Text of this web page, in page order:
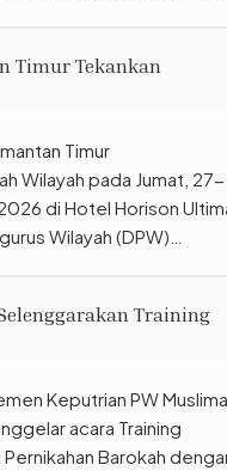
yang terdiri dari
Pengurus Cabang,
[…]
Timur Tekankan
Timur
Wilayah pada Jumat, 27-
di Hotel Horison
Wilayah (DPW)
Hizbullah mengawali
untuk menyadari
organisasi pasca […]
Training
Keputrian PW
acara Training
Barokah